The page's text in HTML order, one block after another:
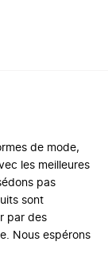
de mode,
les meilleures
pas
sont
par des
Nous espérons